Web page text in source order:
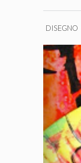
DISEGNO